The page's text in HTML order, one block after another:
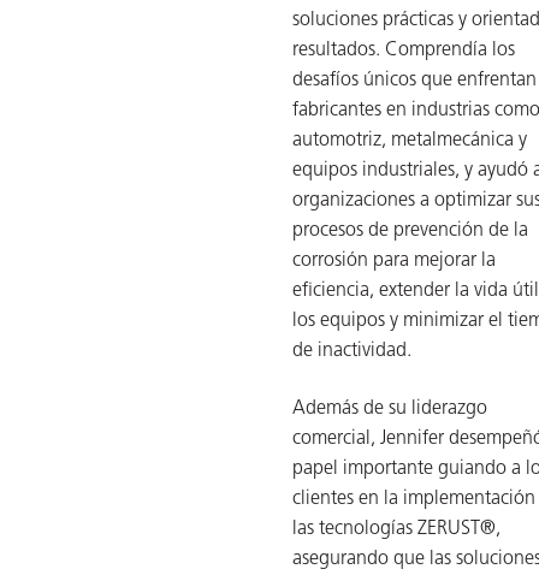
soluciones prácticas y
resultados. Comprendía los
desafíos únicos que
fabricantes en industrias como
automotriz, metalmecánica y
equipos industriales, y ayudó
organizaciones a optimizar
procesos de prevención de la
corrosión para mejorar la
eficiencia, extender la vida
los equipos y minimizar el
de inactividad.
Además de su liderazgo
comercial, Jennifer
papel importante guiando a
clientes en la implementación
las tecnologías ZERUST®,
asegurando que las